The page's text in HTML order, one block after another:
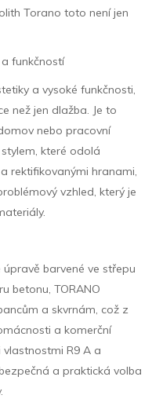
Torano toto není jen
funkčností
a vysoké funkčnosti,
než jen dlažba. Je to
nebo pracovní
které odolá
rektifikovanými hranami,
vzhled, který je
barvené ve střepu
betonu, TORANO
a skvrnám, což z
a komerční
R9 A a
a praktická volba